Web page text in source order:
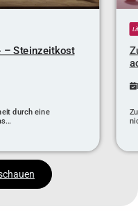
– Steinzeitkost
durch eine